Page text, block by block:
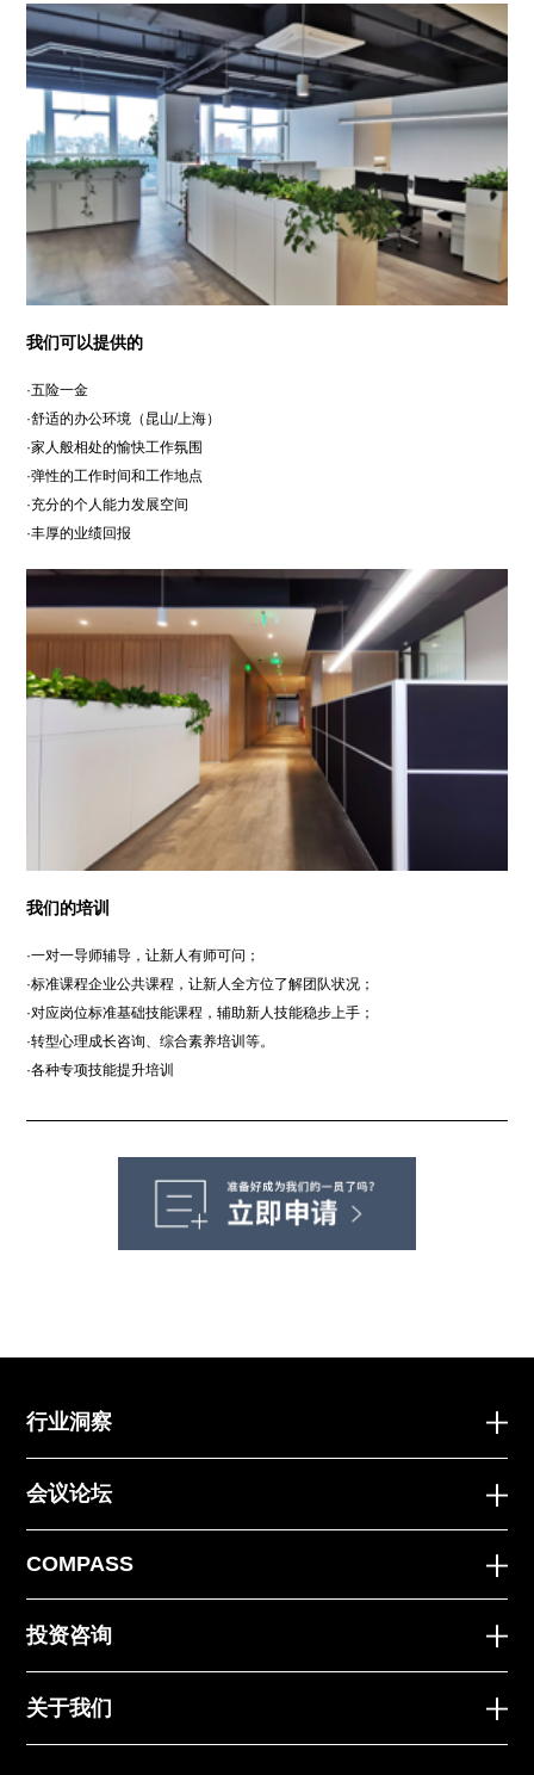
我们可以提供的
·五险一金
·舒适的办公环境（昆山/上海）
·家人般相处的愉快工作氛围
·弹性的工作时间和工作地点
·充分的个人能力发展空间
·丰厚的业绩回报
我们的培训
·一对一导师辅导，让新人有师可问；
·标准课程企业公共课程，让新人全方位了解团队状况；
·对应岗位标准基础技能课程，辅助新人技能稳步上手；
·转型心理成长咨询、综合素养培训等。
·各种专项技能提升培训
行业洞察
会议论坛
COMPASS
投资咨询
关于我们